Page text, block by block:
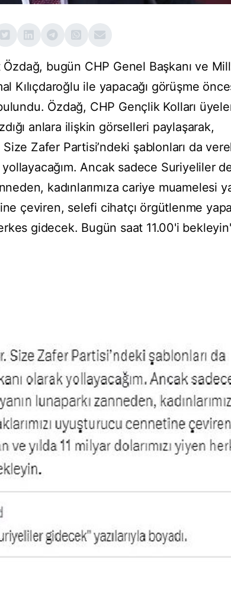
bugün CHP Genel Başkanı ve
Kılıçdaroğlu ile yapacağı görüşme
Özdağ, CHP Gençlik Kolları
anlara ilişkin görselleri paylaşarak,
Zafer Partisi’ndeki şablonları da
Ancak sadece Suriyeliler
kadınlarımıza cariye muamelesi
çeviren, selefi cihatçı örgütlenme
gidecek. Bugün saat 11.00'i